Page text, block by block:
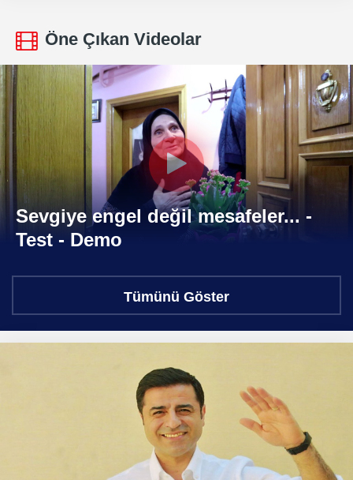
Öne Çıkan Videolar
Sevgiye engel değil mesafeler... -
Test - Demo
Tümünü Göster